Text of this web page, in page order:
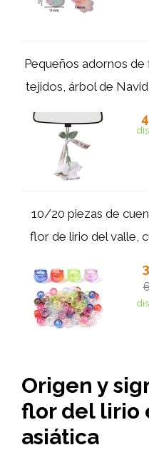
Pequeños adornos
tejidos, árbol de
10/20 piezas de
flor de lirio del valle,
Origen y
flor del lirio
asiática